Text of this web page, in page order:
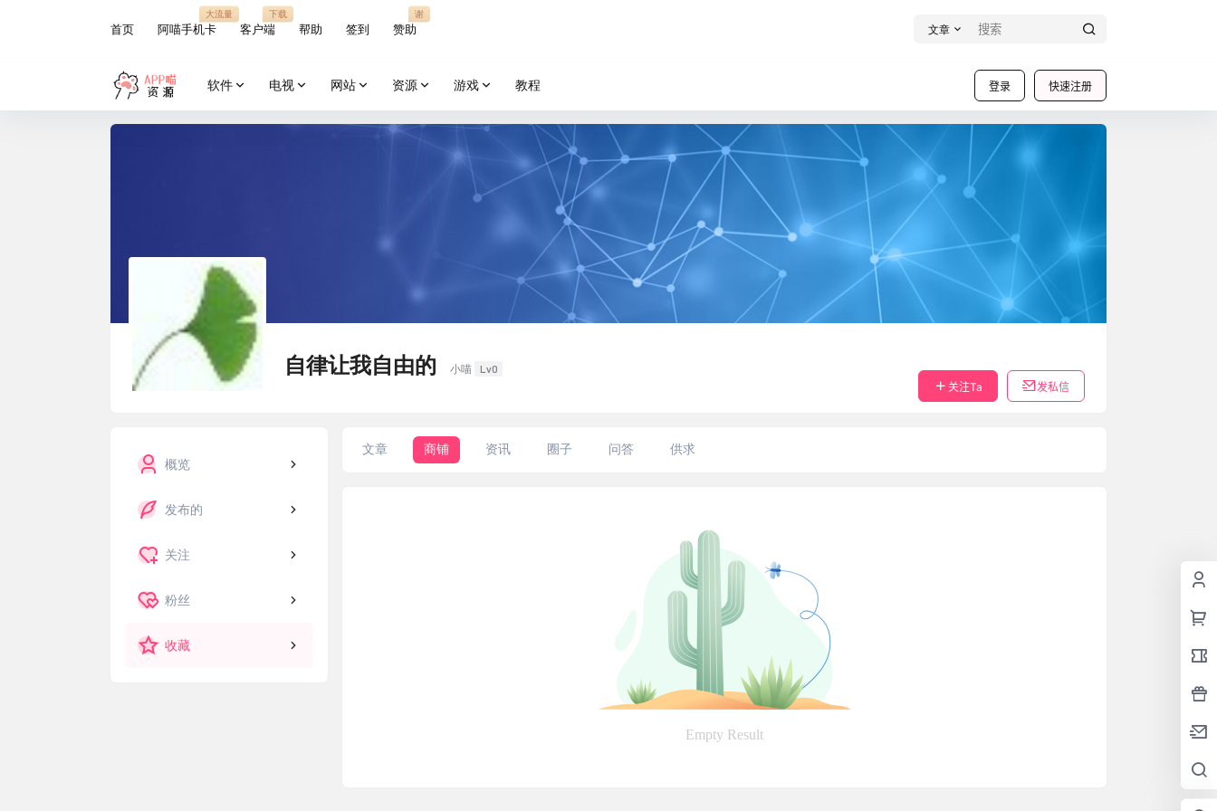
首页 阿喵手机卡
大流量
客户端
下载
帮助 签到 赞助
谢
文章
登录 快速注册
软件 电视 网站 资源 游戏 教程
自律让我自由的 小喵
Lv0
关注Ta
发私信
概览
发布的
关注
粉丝
收藏
文章 商铺 资讯 圈子 问答 供求
Empty Result